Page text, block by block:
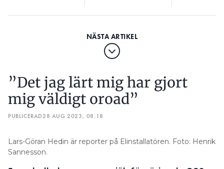
”Det jag lärt mig har gjort
mig väldigt oroad”
PUBLICERAD28 AUG 2023, 08:18
Lars-Göran Hedin är reporter på Elinstallatören. Foto: Henrik
Sannesson.